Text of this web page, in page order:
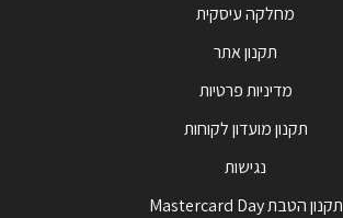
מחלקה עיסקית
תקנון אתר
מדיניות פרטיות
תקנון מועדון לקוחות
נגישות
תקנון הטבת Mastercard Day